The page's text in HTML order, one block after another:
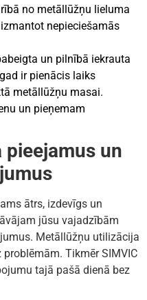
no metāllūžņu lieluma
nepieciešamās
un pilnībā iekrauta
ir pienācis laiks
metāllūžņu masai.
un pieņemam
pieejamus un
ātrs, izdevīgs un
jūsu vajadzībām
Metāllūžņu utilizācija
Tikmēr SIMVIC
tajā pašā dienā bez